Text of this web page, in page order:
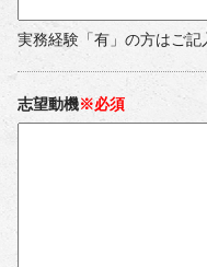
実務経験「有」の方はご記
志望動機※必須